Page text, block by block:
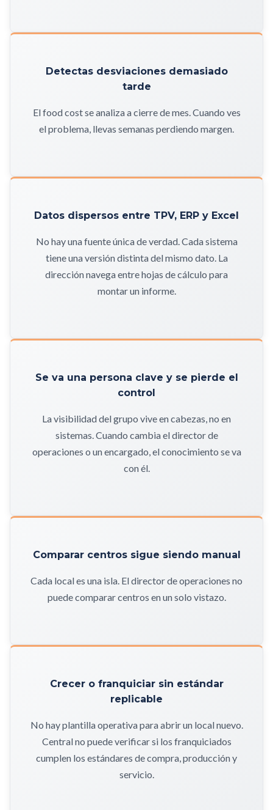
Detectas desviaciones demasiado
tarde
El food cost se analiza a cierre de mes. Cuando ves
el problema, llevas semanas perdiendo margen.
Datos dispersos entre TPV, ERP y Excel
No hay una fuente única de verdad. Cada sistema
tiene una versión distinta del mismo dato. La
dirección navega entre hojas de cálculo para
montar un informe.
Se va una persona clave y se pierde el
control
La visibilidad del grupo vive en cabezas, no en
sistemas. Cuando cambia el director de
operaciones o un encargado, el conocimiento se va
con él.
Comparar centros sigue siendo manual
Cada local es una isla. El director de operaciones no
puede comparar centros en un solo vistazo.
Crecer o franquiciar sin estándar
replicable
No hay plantilla operativa para abrir un local nuevo.
Central no puede verificar si los franquiciados
cumplen los estándares de compra, producción y
servicio.